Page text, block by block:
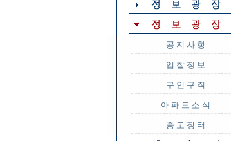
공 지 사 항
입 찰 정 보
구 인 구 직
아 파 트 소 식
중 고 장 터